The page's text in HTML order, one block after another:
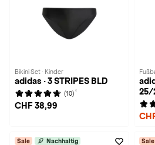
Bikini Set · Kinder
adidas · 3 STRIPES BLD
(10) 1
CHF 38,99
25/
Sale Nachhaltig Sale